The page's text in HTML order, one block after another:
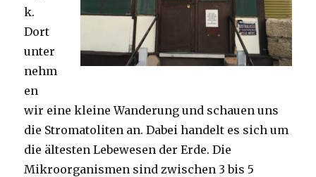
k.
Dort
unter
nehm
en
wir eine kleine Wanderung und schauen uns
die Stromatoliten an. Dabei handelt es sich um
die ältesten Lebewesen der Erde. Die
Mikroorganismen sind zwischen 3 bis 5